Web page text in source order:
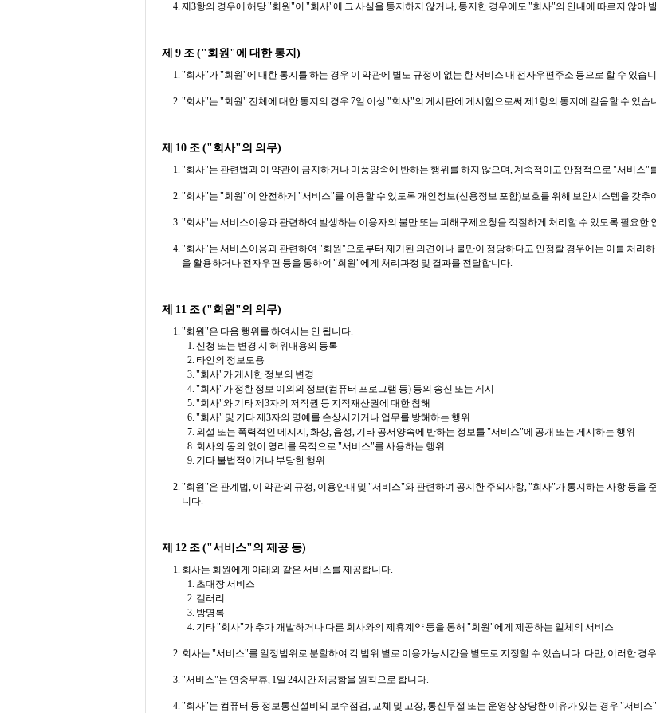
제3항의 경우에 해당 "회원"이 "회사"에 그 사실을 통지하지 않거나, 통지한 경우에도 "회사"의 안내에 따르지 않아
제 9 조 ("회원"에 대한 통지)
"회사"가 "회원"에 대한 통지를 하는 경우 이 약관에 별도 규정이 없는 한 서비스 내 전자우편주소 등으로 할 수 있습
"회사"는 "회원" 전체에 대한 통지의 경우 7일 이상 "회사"의 게시판에 게시함으로써 제1항의 통지에 갈음할 수 있습
제 10 조 ("회사"의 의무)
"회사"는 관련법과 이 약관이 금지하거나 미풍양속에 반하는 행위를 하지 않으며, 계속적이고 안정적으로 "서비스"
"회사"는 "회원"이 안전하게 "서비스"를 이용할 수 있도록 개인정보(신용정보 포함)보호를 위해 보안시스템을 갖
"회사"는 서비스이용과 관련하여 발생하는 이용자의 불만 또는 피해구제요청을 적절하게 처리할 수 있도록 필요한
"회사"는 서비스이용과 관련하여 "회원"으로부터 제기된 의견이나 불만이 정당하다고 인정할 경우에는 이를 처리
을 활용하거나 전자우편 등을 통하여 "회원"에게 처리과정 및 결과를 전달합니다.
제 11 조 ("회원"의 의무)
"회원"은 다음 행위를 하여서는 안 됩니다.
신청 또는 변경 시 허위내용의 등록
타인의 정보도용
"회사"가 게시한 정보의 변경
"회사"가 정한 정보 이외의 정보(컴퓨터 프로그램 등) 등의 송신 또는 게시
"회사"와 기타 제3자의 저작권 등 지적재산권에 대한 침해
"회사" 및 기타 제3자의 명예를 손상시키거나 업무를 방해하는 행위
외설 또는 폭력적인 메시지, 화상, 음성, 기타 공서양속에 반하는 정보를 "서비스"에 공개 또는 게시하는 행위
회사의 동의 없이 영리를 목적으로 "서비스"를 사용하는 행위
기타 불법적이거나 부당한 행위
"회원"은 관계법, 이 약관의 규정, 이용안내 및 "서비스"와 관련하여 공지한 주의사항, "회사"가 통지하는 사항 등을
니다.
제 12 조 ("서비스"의 제공 등)
회사는 회원에게 아래와 같은 서비스를 제공합니다.
초대장 서비스
갤러리
방명록
기타 "회사"가 추가 개발하거나 다른 회사와의 제휴계약 등을 통해 "회원"에게 제공하는 일체의 서비스
회사는 "서비스"를 일정범위로 분할하여 각 범위 별로 이용가능시간을 별도로 지정할 수 있습니다. 다만, 이러한 경
"서비스"는 연중무휴, 1일 24시간 제공함을 원칙으로 합니다.
"회사"는 컴퓨터 등 정보통신설비의 보수점검, 교체 및 고장, 통신두절 또는 운영상 상당한 이유가 있는 경우 "서비